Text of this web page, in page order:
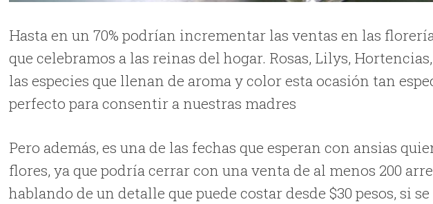
Hasta en un 70% podrían incrementar las ventas en las
que celebramos a las reinas del hogar. Rosas, Lilys,
las especies que llenan de aroma y color esta ocasión tan
perfecto para consentir a nuestras madres
Pero además, es una de las fechas que esperan con ansias
flores, ya que podría cerrar con una venta de al menos 200
hablando de un detalle que puede costar desde $30 pesos, si